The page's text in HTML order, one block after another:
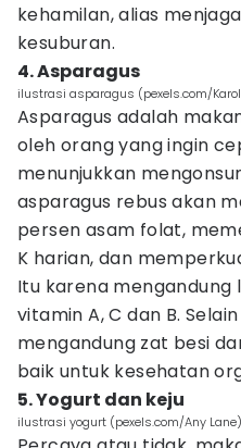
kehamilan, alias
kesuburan.
4. Asparagus
ilustrasi asparagus (pexels.com/
Asparagus adalah
oleh orang yang ingin
menunjukkan
asparagus rebus akan
persen asam folat,
K harian, dan
Itu karena mengandung
vitamin A, C dan B.
mengandung zat besi
baik untuk kesehatan
5. Yogurt dan keju
ilustrasi yogurt (pexels.com/Any Lane)